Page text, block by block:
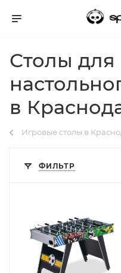
Столы для
в
Игровые столы в
ФИЛЬТР